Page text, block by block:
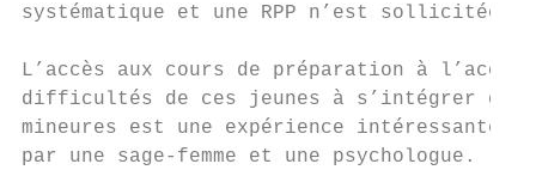
systématique et une RPP n’est sollicitée
L’accès aux cours de préparation à
difficultés de ces jeunes à s’intégrer
mineures est une expérience intéressante,
par une sage-femme et une psychologue.